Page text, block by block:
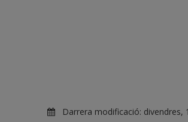
Darrera modificació: divendres,